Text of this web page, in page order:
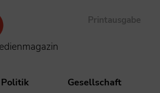
Printausgabe
Politik Gesellschaft